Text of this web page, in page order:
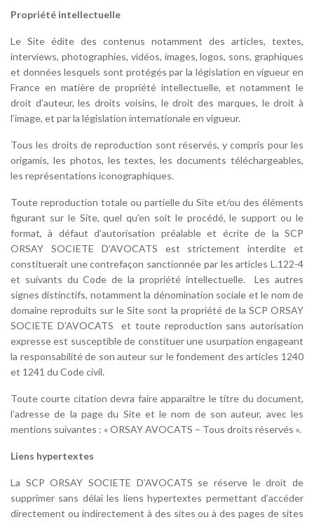
Propriété intellectuelle
Le Site édite des contenus notamment des articles, textes,
interviews, photographies, vidéos, images, logos, sons, graphiques
et données lesquels sont protégés par la législation en vigueur en
France en matière de propriété intellectuelle, et notamment le
droit d’auteur, les droits voisins, le droit des marques, le droit à
l’image, et par la législation internationale en vigueur.
Tous les droits de reproduction sont réservés, y compris pour les
origamis, les photos, les textes, les documents téléchargeables,
les représentations iconographiques.
Toute reproduction totale ou partielle du Site et/ou des éléments
figurant sur le Site, quel qu’en soit le procédé, le support ou le
format, à défaut d’autorisation préalable et écrite de la SCP
ORSAY SOCIETE D’AVOCATS est strictement interdite et
constituerait une contrefaçon sanctionnée par les articles L.122-4
et suivants du Code de la propriété intellectuelle. Les autres
signes distinctifs, notamment la dénomination sociale et le nom de
domaine reproduits sur le Site sont la propriété de la SCP ORSAY
SOCIETE D’AVOCATS et toute reproduction sans autorisation
expresse est susceptible de constituer une usurpation engageant
la responsabilité de son auteur sur le fondement des articles 1240
et 1241 du Code civil.
Toute courte citation devra faire apparaître le titre du document,
l’adresse de la page du Site et le nom de son auteur, avec les
mentions suivantes : « ORSAY AVOCATS – Tous droits réservés ».
Liens hypertextes
La SCP ORSAY SOCIETE D’AVOCATS se réserve le droit de
supprimer sans délai les liens hypertextes permettant d’accéder
directement ou indirectement à des sites ou à des pages de sites